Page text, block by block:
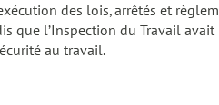
des lois, arrêtés et
que l’Inspection du Travail
au travail.